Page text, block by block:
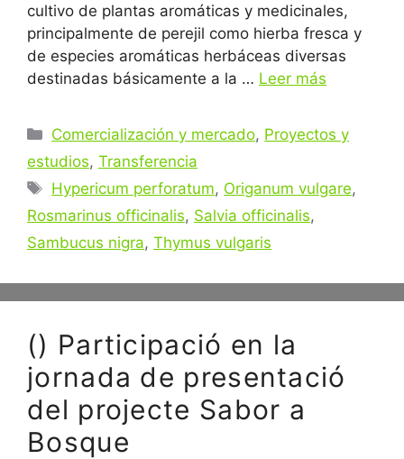
cultivo de plantas aromáticas y medicinales,
principalmente de perejil como hierba fresca y
de especies aromáticas herbáceas diversas
destinadas básicamente a la … Leer más
Categorías
Comercialización y mercado, Proyectos y
estudios, Transferencia
Etiquetas
Hypericum perforatum, Origanum vulgare,
Rosmarinus officinalis, Salvia officinalis,
Sambucus nigra, Thymus vulgaris
() Participació en la
jornada de presentació
del projecte Sabor a
Bosque